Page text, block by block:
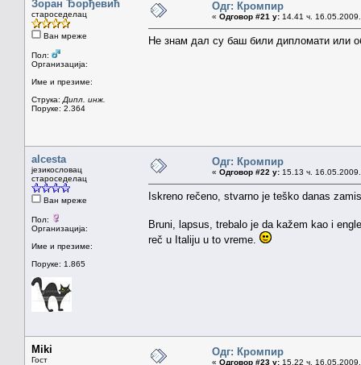
Зоран Ђорђевић
староседелац
Ван мреже
Пол:
Организација:
Име и презиме:
Струка: Дипл. инж.
Поруке: 2.364
Одг: Кромпир
« Одговор #21 у: 14.41 ч.
Не знам дал су баш били дипломати или
alcesta
језикословац
староседелац
Ван мреже
Пол:
Организација:
Име и презиме:
Поруке: 1.865
Одг: Кромпир
« Одговор #22 у: 15.13 ч.
Iskreno rečeno, stvarno je teško danas
Bruni, lapsus, trebalo je da kažem kao i
reč u Italiju u to vreme.
Miki
Гост
Одг: Кромпир
« Одговор #23 у: 15.22 ч.